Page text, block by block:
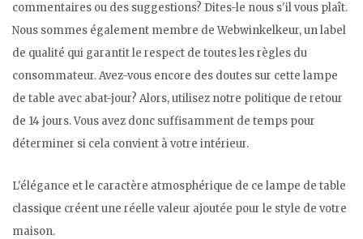
commentaires ou des suggestions? Dites-le nous s'il vous plaît.
Nous sommes également membre de Webwinkelkeur, un label
de qualité qui garantit le respect de toutes les règles du
consommateur. Avez-vous encore des doutes sur cette lampe
de table avec abat-jour? Alors, utilisez notre politique de retour
de 14 jours. Vous avez donc suffisamment de temps pour
déterminer si cela convient à votre intérieur.
L'élégance et le caractère atmosphérique de ce lampe de table
classique créent une réelle valeur ajoutée pour le style de votre
maison.